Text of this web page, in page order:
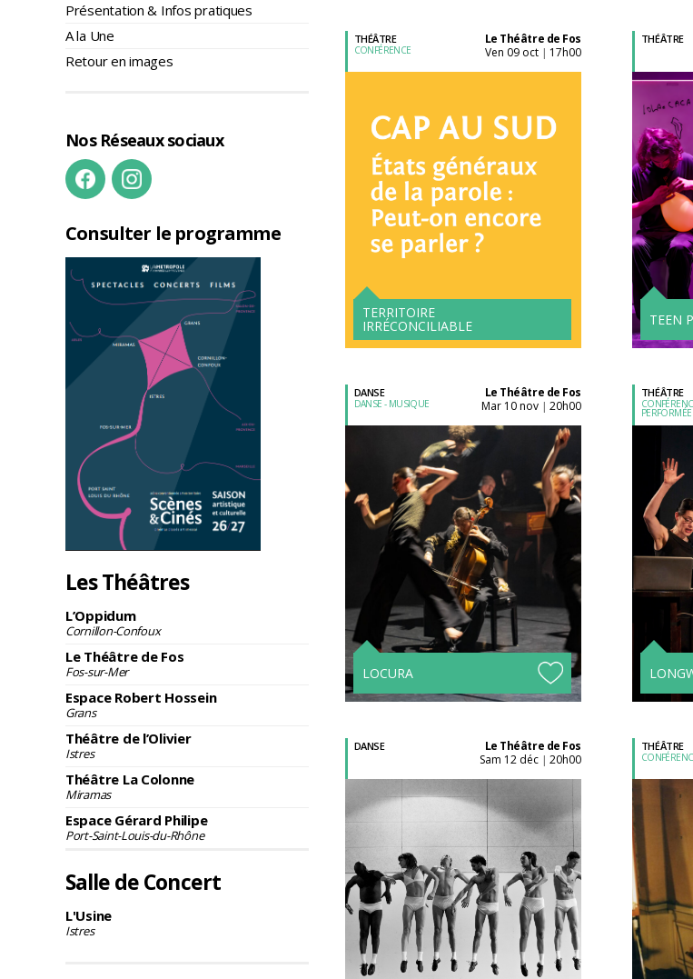
Présentation & Infos pratiques
A la Une
Retour en images
Nos Réseaux sociaux
Consulter le programme
Les Théâtres
L’Oppidum
Cornillon-Confoux
Le Théâtre de Fos
Fos-sur-Mer
Espace Robert Hossein
Grans
Théâtre de l’Olivier
Istres
Théâtre La Colonne
Miramas
Espace Gérard Philipe
Port-Saint-Louis-du-Rhône
Salle de Concert
L'Usine
Istres
THÉÂTRE
CONFÉRENCE
Le Théâtre de Fos
ven 09 oct
17h00
TERRITOIRE
IRRÉCONCILIABLE
Acheter son billet à
l'unité
THÉÂTRE
TEEN
DANSE
DANSE - MUSIQUE
Le Théâtre de Fos
mar 10 nov
20h00
LOCURA
Acheter son billet à
l'unité
Tarifs avantageux à
partir de 4 spectacles !
THÉÂTRE
PERFORMÉE
DANSE
Le Théâtre de Fos
sam 12 déc
20h00
Acheter son billet à
l'unité
THÉÂTRE